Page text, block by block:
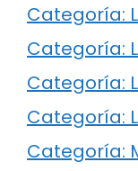
Categoría:
Categoría:
Categoría:
Categoría:
Categoría: